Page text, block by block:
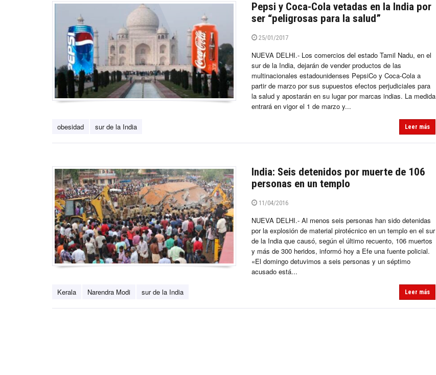
Pepsi y Coca-Cola vetadas en la India por
ser “peligrosas para la salud”
25/01/2017
NUEVA DELHI.- Los comercios del estado Tamil Nadu, en el
sur de la India, dejarán de vender productos de las
multinacionales estadounidenses PepsiCo y Coca-Cola a
partir de marzo por sus supuestos efectos perjudiciales para
la salud y apostarán en su lugar por marcas indias. La medida
entrará en vigor el 1 de marzo y...
obesidad sur de la India Leer más
India: Seis detenidos por muerte de 106
personas en un templo
11/04/2016
NUEVA DELHI.- Al menos seis personas han sido detenidas
por la explosión de material pirotécnico en un templo en el sur
de la India que causó, según el último recuento, 106 muertos
y más de 300 heridos, informó hoy a Efe una fuente policial.
«El domingo detuvimos a seis personas y un séptimo
acusado está...
Kerala Narendra Modi sur de la India Leer más